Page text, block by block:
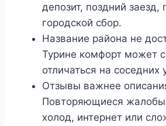
депозит, поздний заезд,
городской сбор.
Название района не
Турине комфорт может
отличаться на соседних
Отзывы важнее
Повторяющиеся жалобы
холод, интернет или